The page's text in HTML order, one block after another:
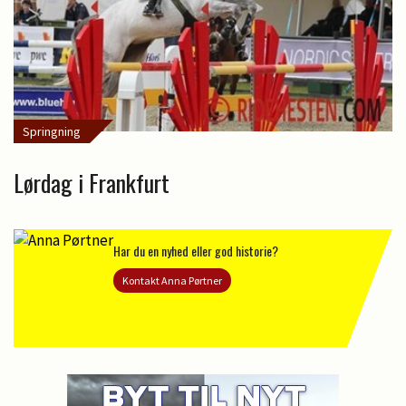
Springning
Lørdag i Frankfurt
Har du en nyhed eller god historie?
Kontakt Anna Pørtner